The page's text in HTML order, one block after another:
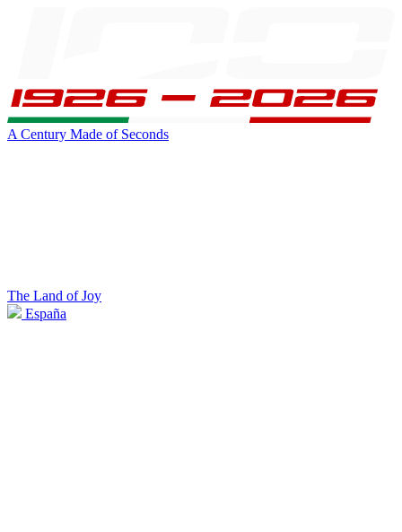
A Century Made of Seconds
The Land of Joy
España